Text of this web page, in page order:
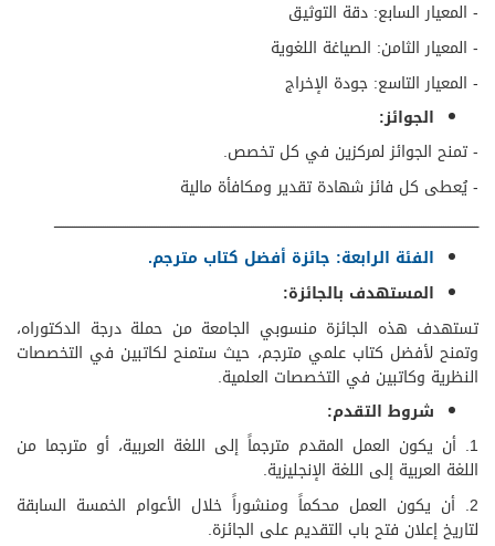
- المعيار السابع: دقة التوثيق
- المعيار الثامن: الصياغة اللغوية
- المعيار التاسع: جودة الإخراج
الجوائز:
- تمنح الجوائز لمركزين في كل تخصص.
- يُعطى كل فائز شهادة تقدير ومكافأة مالية​
​ــــــــــــــــــــــــــــــــــــــــــــــــــــــــــــــــــــــــــــــــــــــــــــــــــــــــــــــــــــــــــــــــــــــــــــــــــــــــــــــــــــــــــــــــــــــــــــــــ
الفئة الرابعة: جائزة أفضل كتاب مترجم.
​المستهدف بالجائزة:
تستهدف هذه الجائزة منسوبي الجامعة من حملة درجة الدكتوراه،
وتمنح لأفضل كتاب علمي مترجم، حيث ستمنح لكاتبين في التخصصات
النظرية وكاتبين في التخصصات العلمية.
شروط التقدم:
1. أن يكون العمل المقدم مترجماً إلى اللغة العربية، أو مترجما من
اللغة العربية إلى اللغة الإنجليزية.
2. أن يكون العمل محكماً ومنشوراً خلال الأعوام الخمسة السابقة
لتاريخ إعلان فتح باب التقديم على الجائزة.